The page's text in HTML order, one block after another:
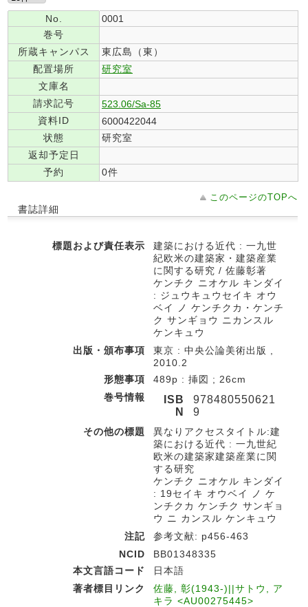
No.
0001
巻号
所蔵キャンパス
東広島（東）
配置場所
研究室
文庫名
請求記号
523.06/Sa-85
資料ID
6000422044
状態
研究室
返却予定日
予約
0件
このページのTOPへ
書誌詳細
標題および責任表示
建築における近代 : 一九世
紀欧米の建築家・建築産業
に関する研究 / 佐藤彰著
ケンチク ニオケル キンダイ
: ジュウキュウセイキ オウ
ベイ ノ ケンチクカ・ケンチ
ク サンギョウ ニカンスル
ケンキュウ
出版・頒布事項
東京 : 中央公論美術出版 ,
2010.2
形態事項
489p : 挿図 ; 26cm
巻号情報
ISB
N
978480550621
9
その他の標題
異なりアクセスタイトル:建
築における近代 : 一九世紀
欧米の建築家建築産業に関
する研究
ケンチク ニオケル キンダイ
: 19セイキ オウベイ ノ ケ
ンチクカ ケンチク サンギョ
ウ ニ カンスル ケンキュウ
注記
参考文献: p456-463
NCID
BB01348335
本文言語コード
日本語
著者標目リンク
佐藤, 彰(1943-)||サトウ, ア
キラ <AU00275445>